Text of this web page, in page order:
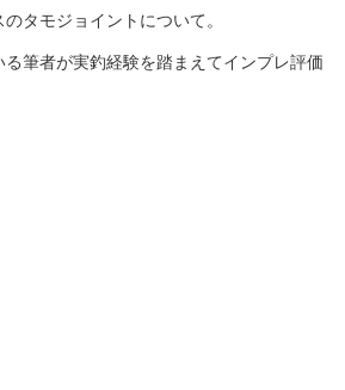
タモジョイントについて。
筆者が実釣経験を踏まえてインプレ評価